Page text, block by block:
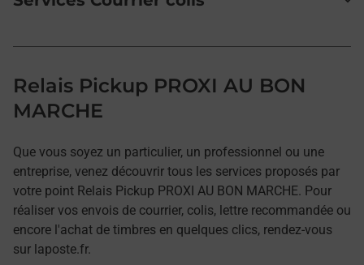
Relais Pickup PROXI AU BON
MARCHE
Que vous soyez un particulier, un professionnel ou une
entreprise, venez découvrir tous les services proposés par
votre point Relais Pickup PROXI AU BON MARCHE. Pour
réaliser vos envois de courrier, colis, lettre recommandée ou
encore l'achat de timbres en quelques clics, rendez-vous
sur laposte.fr.